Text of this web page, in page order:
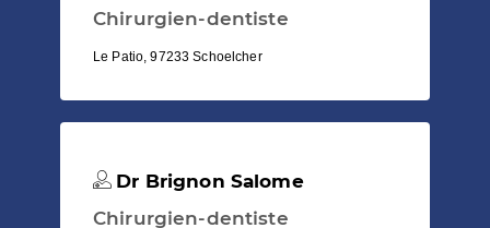
Chirurgien-dentiste
Le Patio, 97233 Schoelcher
Dr Brignon Salome
Chirurgien-dentiste